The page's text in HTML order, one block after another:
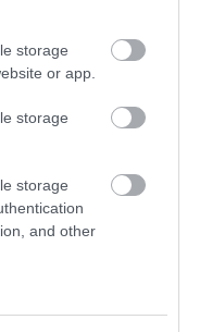
storage
or app.
storage
storage
and other
φυσικός
τον φυσικό